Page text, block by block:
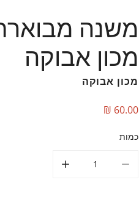
משנה
מכון אבוקה
מכון אבוקה
מחיר
60.00 ₪
כמות